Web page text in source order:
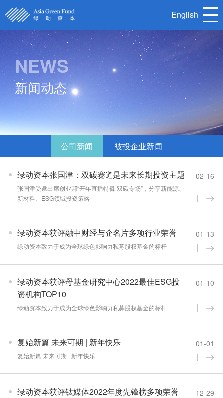
English
首页
关于我们
核心团队
新闻动态
联系我们
NEWS
新闻动态
公司新闻 被投企业新闻
绿动资本张国津：双碳赛道是未来长期投资主题
张国津受邀出席创业邦“开年直播特辑-双碳专场”，分享新能源、
新材料、ESG领域投资策略
02-16
绿动资本获评融中财经与企名片多项行业荣誉
绿动资本致力于成为全球绿色影响力私募股权基金的标杆
01-13
绿动资本获评母基金研究中心2022最佳ESG投
资机构TOP10
绿动资本致力于成为全球绿色影响力私募股权基金的标杆
01-10
复始新篇 未来可期 | 新年快乐
复始新篇 未来可期 | 新年快乐
01-01
绿动资本获评钛媒体2022年度先锋榜多项荣誉 12-29